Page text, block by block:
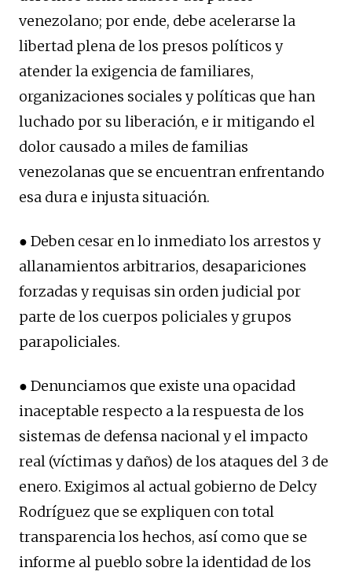
venezolano; por ende, debe acelerarse la
libertad plena de los presos políticos y
atender la exigencia de familiares,
organizaciones sociales y políticas que han
luchado por su liberación, e ir mitigando el
dolor causado a miles de familias
venezolanas que se encuentran enfrentando
esa dura e injusta situación.
● Deben cesar en lo inmediato los arrestos y
allanamientos arbitrarios, desapariciones
forzadas y requisas sin orden judicial por
parte de los cuerpos policiales y grupos
parapoliciales.
● Denunciamos que existe una opacidad
inaceptable respecto a la respuesta de los
sistemas de defensa nacional y el impacto
real (víctimas y daños) de los ataques del 3 de
enero. Exigimos al actual gobierno de Delcy
Rodríguez que se expliquen con total
transparencia los hechos, así como que se
informe al pueblo sobre la identidad de los